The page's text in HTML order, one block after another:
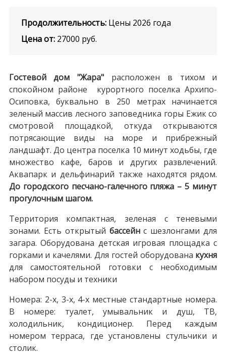
Продолжительность: Цены 2026 года
Цена от: 27000 руб.
Гостевой дом "Жара" расположен в тихом и
спокойном районе курортного поселка Архипо-
Осиповка, буквально в 250 метрах начинается
зеленый массив лесного заповедника горы Ежик со
смотровой площадкой, откуда открываются
потрясающие виды на море и прибрежный
ландшафт. До центра поселка 10 минут ходьбы, где
множество кафе, баров и других развлечений.
Аквапарк и дельфинарий также находятся рядом.
До городского песчано-галечного пляжа – 5 минут
прогулочным шагом.
Территория компактная, зеленая с теневыми
зонами. Есть открытый бассейнс шезлонгами для
загара. Оборудована детская игровая площадка с
горками и качелями. Для гостей оборудована кухня
для самостоятельной готовки с необходимым
набором посуды и техники
Номера: 2-х, 3-х, 4-х местные стандартные номера.
В номере: туалет, умывальник и душ, ТВ,
холодильник, кондиционер. Перед каждым
номером терраса, где установлены стульчики и
столик.